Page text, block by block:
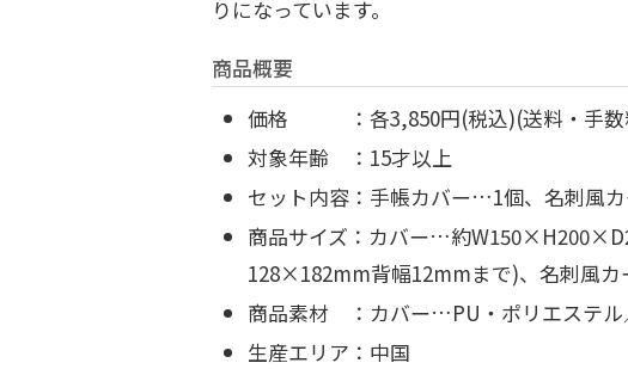
りになっています。
商品概要
価格 ：各3,850円(税込)(送料・手数
対象年齢 ：15才以上
セット内容：手帳カバー…1個、名刺風
商品サイズ：カバー…約
128×182mm背幅12mmまで)、 名刺風
商品素材 ：カバー…PU・ポリエステル
生産エリア：中国